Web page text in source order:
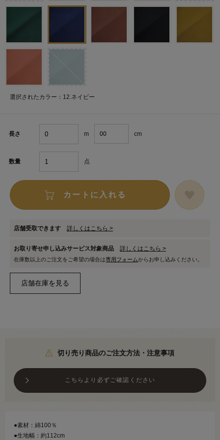
選択されたカラー：12.ネイビー
長さ m cm
数量 点
カートに入れる
店舗受取できます 詳しくはこちら >
お取り寄せ申し込みサービス対象商品 詳しくはこちら >
在庫数以上のご注文をご希望の場合は専用フォームからお申し込みください。
切り売り商品のご注文方法・注意事項
こちらより必ずご確認ください
●素材：綿100％
●生地幅：約112cm